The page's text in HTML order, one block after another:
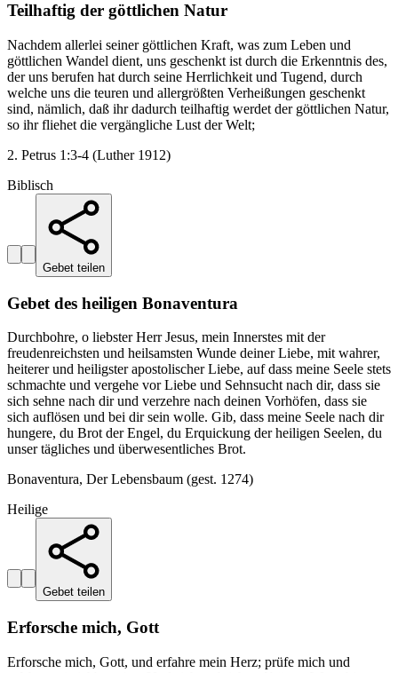
Teilhaftig der göttlichen Natur
Nachdem allerlei seiner göttlichen Kraft, was zum Leben und
göttlichen Wandel dient, uns geschenkt ist durch die Erkenntnis des,
der uns berufen hat durch seine Herrlichkeit und Tugend, durch
welche uns die teuren und allergrößten Verheißungen geschenkt
sind, nämlich, daß ihr dadurch teilhaftig werdet der göttlichen Natur,
so ihr fliehet die vergängliche Lust der Welt;
2. Petrus 1:3-4 (Luther 1912)
Biblisch
Gebet teilen
Gebet des heiligen Bonaventura
Durchbohre, o liebster Herr Jesus, mein Innerstes mit der
freudenreichsten und heilsamsten Wunde deiner Liebe, mit wahrer,
heiterer und heiligster apostolischer Liebe, auf dass meine Seele stets
schmachte und vergehe vor Liebe und Sehnsucht nach dir, dass sie
sich sehne nach dir und verzehre nach deinen Vorhöfen, dass sie
sich auflösen und bei dir sein wolle. Gib, dass meine Seele nach dir
hungere, du Brot der Engel, du Erquickung der heiligen Seelen, du
unser tägliches und überwesentliches Brot.
Bonaventura, Der Lebensbaum (gest. 1274)
Heilige
Gebet teilen
Erforsche mich, Gott
Erforsche mich, Gott, und erfahre mein Herz; prüfe mich und